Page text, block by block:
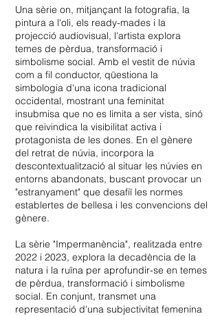
Una sèrie on, mitjançant la fotografia, la
pintura a l'oli, els ready-mades i la
projecció audiovisual, l'artista explora
temes de pèrdua, transformació i
simbolisme social. Amb el vestit de núvia
com a fil conductor, qüestiona la
simbologia d'una icona tradicional
occidental, mostrant una feminitat
insubmisa que no es limita a ser vista, sinó
que reivindica la visibilitat activa i
protagonista de les dones. En el gènere
del retrat de núvia, incorpora la
descontextualització al situar les núvies en
entorns abandonats, buscant provocar un
"estranyament" que desafiï les normes
establertes de bellesa i les convencions del
gènere.
La sèrie "Impermanència", realitzada entre
2022 i 2023, explora la decadència de la
natura i la ruïna per aprofundir-se en temes
de pèrdua, transformació i simbolisme
social. En conjunt, transmet una
representació d'una subjectivitat femenina